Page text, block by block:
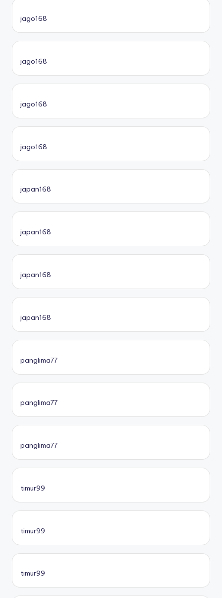
jago168
jago168
jago168
jago168
japan168
japan168
japan168
japan168
panglima77
panglima77
panglima77
timur99
timur99
timur99